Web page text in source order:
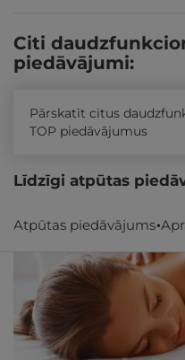
Atpūtas piedāvājums
Citi
piedāvājumi:
Pārskatīt citus
TOP piedāvājumus
Līdzīgi atpūtas